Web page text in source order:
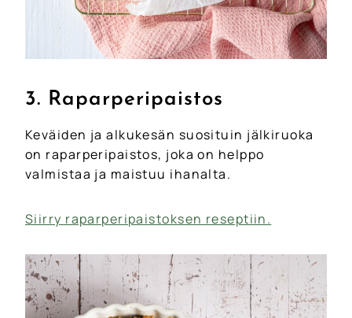
3. Raparperipaistos
Keväiden ja alkukesän suosituin jälkiruoka
on raparperipaistos, joka on helppo
valmistaa ja maistuu ihanalta.
Siirry raparperipaistoksen reseptiin.